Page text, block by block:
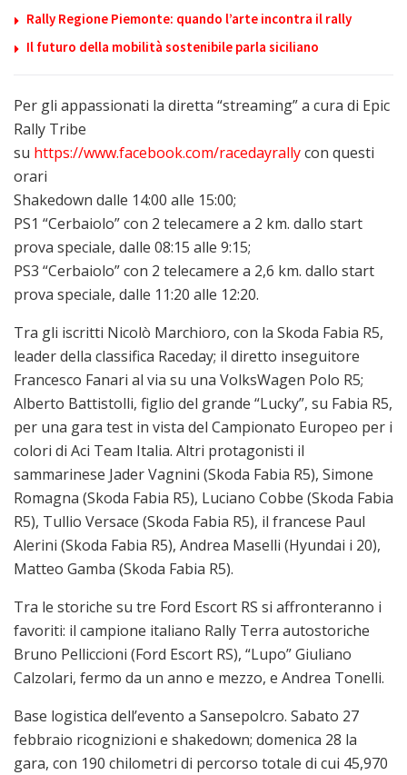
Rally Regione Piemonte: quando l’arte incontra il rally
Il futuro della mobilità sostenibile parla siciliano
Per gli appassionati la diretta “streaming” a cura di Epic
Rally Tribe
su https://www.facebook.com/racedayrallycon questi
orari
Shakedown dalle 14:00 alle 15:00;
PS1 “Cerbaiolo” con 2 telecamere a 2 km. dallo start
prova speciale, dalle 08:15 alle 9:15;
PS3 “Cerbaiolo” con 2 telecamere a 2,6 km. dallo start
prova speciale, dalle 11:20 alle 12:20.
Tra gli iscritti Nicolò Marchioro, con la Skoda Fabia R5,
leader della classifica Raceday; il diretto inseguitore
Francesco Fanari al via su una VolksWagen Polo R5;
Alberto Battistolli, figlio del grande “Lucky”, su Fabia R5,
per una gara test in vista del Campionato Europeo per i
colori di Aci Team Italia. Altri protagonisti il
sammarinese Jader Vagnini (Skoda Fabia R5), Simone
Romagna (Skoda Fabia R5), Luciano Cobbe (Skoda Fabia
R5), Tullio Versace (Skoda Fabia R5), il francese Paul
Alerini (Skoda Fabia R5), Andrea Maselli (Hyundai i 20),
Matteo Gamba (Skoda Fabia R5).
Tra le storiche su tre Ford Escort RS si affronteranno i
favoriti: il campione italiano Rally Terra autostoriche
Bruno Pelliccioni (Ford Escort RS), “Lupo” Giuliano
Calzolari, fermo da un anno e mezzo, e Andrea Tonelli.
Base logistica dell’evento a Sansepolcro. Sabato 27
febbraio ricognizioni e shakedown; domenica 28 la
gara, con 190 chilometri di percorso totale di cui 45,970